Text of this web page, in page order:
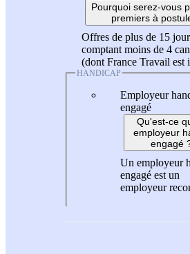
Pourquoi serez-vous
premiers à
Offres de plus de 15
comptant moins de 4
(dont France Travail est
HANDICAP
Employeur
engagé
Qu'est-ce
employeur
engagé
Un employeur
engagé est un
employeur